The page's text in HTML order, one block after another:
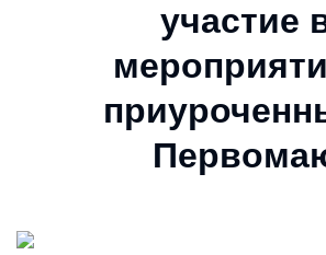
участие